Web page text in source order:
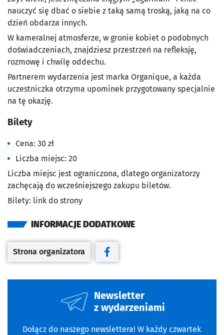
nauczyć się dbać o siebie z taką samą troską, jaką na co
dzień obdarza innych.
W kameralnej atmosferze, w gronie kobiet o podobnych
doświadczeniach, znajdziesz przestrzeń na refleksję,
rozmowę i chwilę oddechu.
Partnerem wydarzenia jest marka Organique, a każda
uczestniczka otrzyma upominek przygotowany specjalnie
na tę okazję.
Bilety
Cena: 30 zł
Liczba miejsc: 20
Liczba miejsc jest ograniczona, dlatego organizatorzy
zachęcają do wcześniejszego zakupu biletów.
Bilety: link do strony
INFORMACJE DODATKOWE
Otwiera się w nowej karcie
Strona organizatora
Otwiera się w nowej karcie
Newsletter
z wydarzeniami
Dołącz do naszego newslettera! W każdy czwartek